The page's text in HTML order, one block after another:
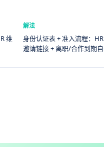
维
解法
身份认证表 + 准入流程：
邀请链接 + 离职/合作到期